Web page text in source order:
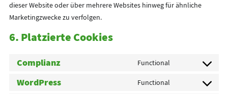
dieser Website oder über mehrere Websites hinweg für ähnliche
Marketingzwecke zu verfolgen.
6. Platzierte Cookies
Complianz Functional
Consent
WordPress Functional
Consent